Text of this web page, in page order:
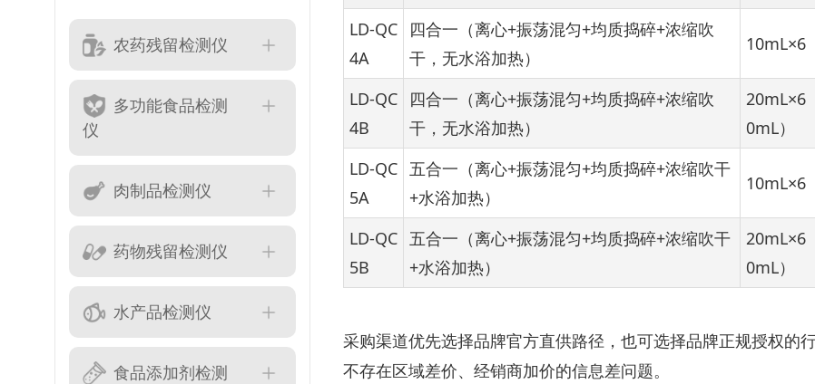
农药残留检测仪
多功能食品检测
仪
肉制品检测仪
药物残留检测仪
水产品检测仪
食品添加剂检测
LD-QC
4A
四合一（离心+振荡混匀+均质捣碎+浓缩吹
干，无水浴加热）
10mL×6
LD-QC
4B
四合一（离心+振荡混匀+均质捣碎+浓缩吹
干，无水浴加热）
20mL×6
0mL）
LD-QC
5A
五合一（离心+振荡混匀+均质捣碎+浓缩吹干
+水浴加热）
10mL×6
LD-QC
5B
五合一（离心+振荡混匀+均质捣碎+浓缩吹干
+水浴加热）
20mL×6
0mL）
采购渠道优先选择品牌官方直供路径，也可选择品牌正规授权的
不存在区域差价、经销商加价的信息差问题。